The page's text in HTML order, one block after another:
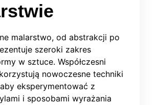
malarstwo, od abstrakcji po
szeroki zakres
w sztuce. Współczesni
nowoczesne techniki
eksperymentować z
i sposobami wyrażania